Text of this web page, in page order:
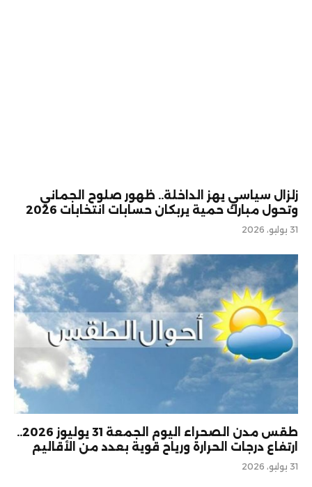
زلزال سياسي يهز الداخلة.. ظهور صلوح الجماني
وتحول مبارك حمية يربكان حسابات انتخابات 2026
31 يوليو، 2026
طقس مدن الصحراء اليوم الجمعة 31 يوليوز 2026..
ارتفاع درجات الحرارة ورياح قوية بعدد من الأقاليم
31 يوليو، 2026